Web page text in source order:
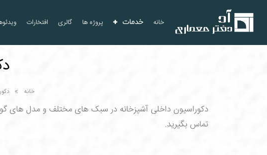
خانه خدمات پروژه ها گالری افتخارات
خانه
دکوراسیون داخلی آشپزخانه در سبک های مختلف و مدل های
تماس بگیرید.